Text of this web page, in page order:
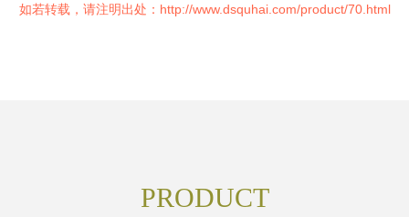
如若转载，请注明出处：http://www.dsquhai.com/product/70.html
PRODUCT